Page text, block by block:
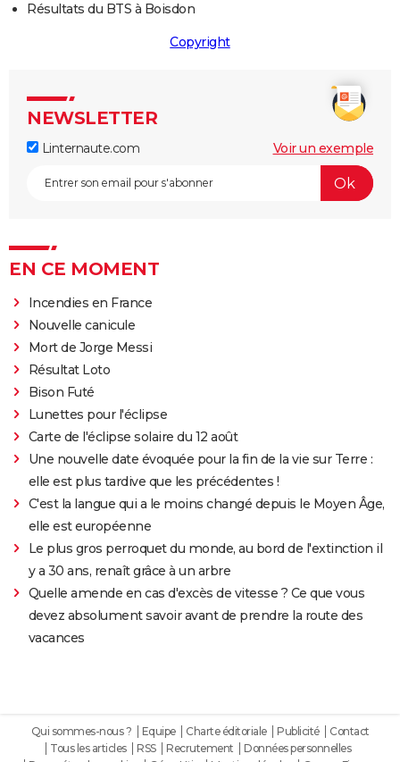
Résultats du BTS à Boisdon
Copyright
NEWSLETTER
Linternaute.com Voir un exemple
EN CE MOMENT
Incendies en France
Nouvelle canicule
Mort de Jorge Messi
Résultat Loto
Bison Futé
Lunettes pour l'éclipse
Carte de l'éclipse solaire du 12 août
Une nouvelle date évoquée pour la fin de la vie sur Terre :
elle est plus tardive que les précédentes !
C'est la langue qui a le moins changé depuis le Moyen Âge,
elle est européenne
Le plus gros perroquet du monde, au bord de l'extinction il
y a 30 ans, renaît grâce à un arbre
Quelle amende en cas d'excès de vitesse ? Ce que vous
devez absolument savoir avant de prendre la route des
vacances
Qui sommes-nous ? Equipe Charte éditoriale Publicité
Contact
Tous les articles
RSS Recrutement
Données personnelles